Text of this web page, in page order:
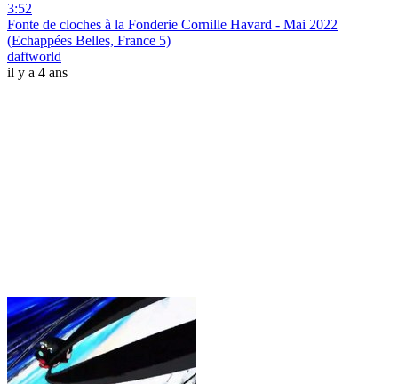
3:52
Fonte de cloches à la Fonderie Cornille Havard - Mai 2022
(Echappées Belles, France 5)
daftworld
il y a 4 ans